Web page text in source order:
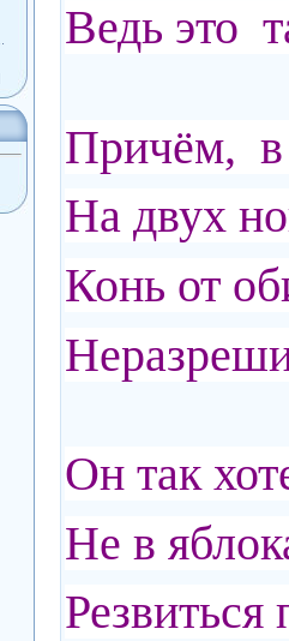
Ведь это
Причём, в
На двух
Конь от
Он так
Не в